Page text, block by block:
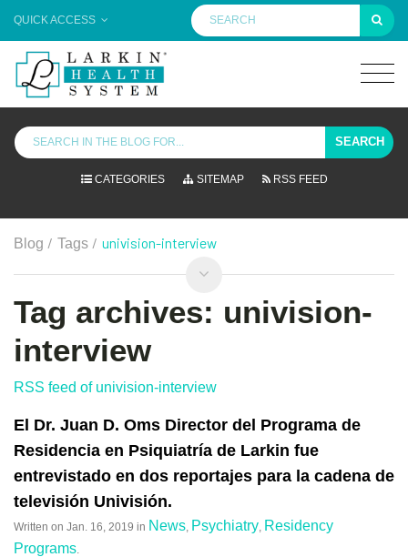
QUICK ACCESS
SEARCH
CATEGORIES SITEMAP RSS FEED
Blog / Tags / univision-interview
Tag archives: univision-
interview
RSS feed of univision-interview
El Dr. Juan D. Oms Director del Programa de
Residencia en Psiquiatría de Larkin fue
entrevistado en dos reportajes para la cadena de
televisión Univisión.
Written on Jan. 16, 2019 in News Psychiatry Residency
Programs